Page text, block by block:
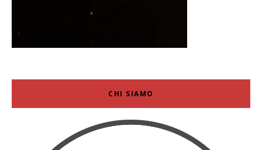
CHI SIAMO